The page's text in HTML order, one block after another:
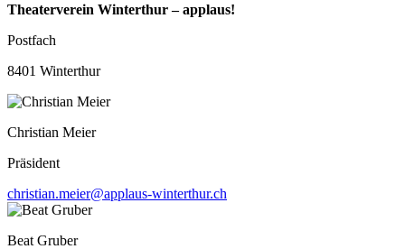
Theaterverein Winterthur – applaus!
Postfach
8401 Winterthur
Christian Meier
Präsident
christian.meier@applaus-winterthur.ch
Beat Gruber